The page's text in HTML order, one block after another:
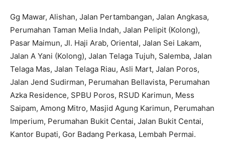
Gg Mawar, Alishan, Jalan Pertambangan, Jalan Angkasa,
Perumahan Taman Melia Indah, Jalan Pelipit (Kolong),
Pasar Maimun, Jl. Haji Arab, Oriental, Jalan Sei Lakam,
Jalan A Yani (Kolong), Jalan Telaga Tujuh, Salemba, Jalan
Telaga Mas, Jalan Telaga Riau, Asli Mart, Jalan Poros,
Jalan Jend Sudirman, Perumahan Bellavista, Perumahan
Azka Residence, SPBU Poros, RSUD Karimun, Mess
Saipam, Among Mitro, Masjid Agung Karimun, Perumahan
Imperium, Perumahan Bukit Centai, Jalan Bukit Centai,
Kantor Bupati, Gor Badang Perkasa, Lembah Permai.